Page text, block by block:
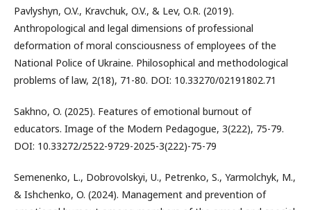
Pavlyshyn, O.V., Kravchuk, O.V., & Lev, O.R. (2019).
Anthropological and legal dimensions of professional
deformation of moral consciousness of employees of the
National Police of Ukraine. Philosophical and methodological
problems of law, 2(18), 71-80. DOI: 10.33270/02191802.71
Sakhno, O. (2025). Features of emotional burnout of
educators. Image of the Modern Pedagogue, 3(222), 75-79.
DOI: 10.33272/2522-9729-2025-3(222)-75-79
Semenenko, L., Dobrovolskyi, U., Petrenko, S., Yarmolchyk, M.,
& Ishchenko, O. (2024). Management and prevention of